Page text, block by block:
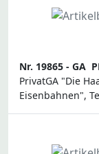
Nr. 19865 - GA
PrivatGA "Die
Eisenbahnen",